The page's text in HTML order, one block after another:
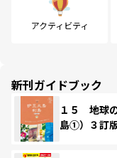
アクティビティ
新刊ガイドブック
１５ 地球
島①）３訂